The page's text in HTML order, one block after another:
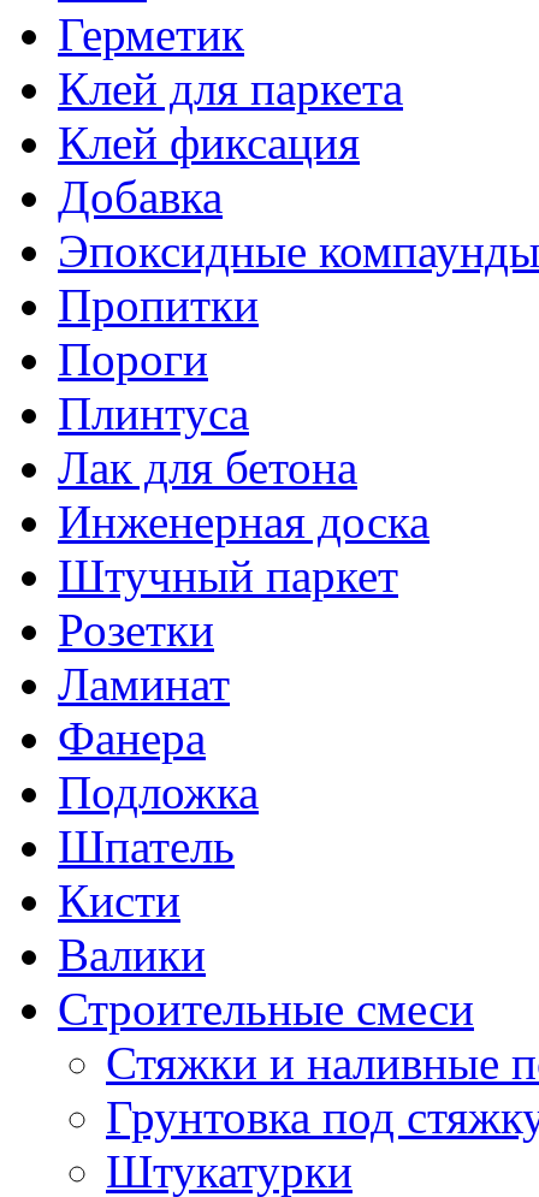
Герметик
Клей для паркета
Клей фиксация
Добавка
Эпоксидные компаунды
Пропитки
Пороги
Плинтуса
Лак для бетона
Инженерная доска
Штучный паркет
Розетки
Ламинат
Фанера
Подложка
Шпатель
Кисти
Валики
Строительные смеси
Стяжки и наливные
Грунтовка под
Штукатурки